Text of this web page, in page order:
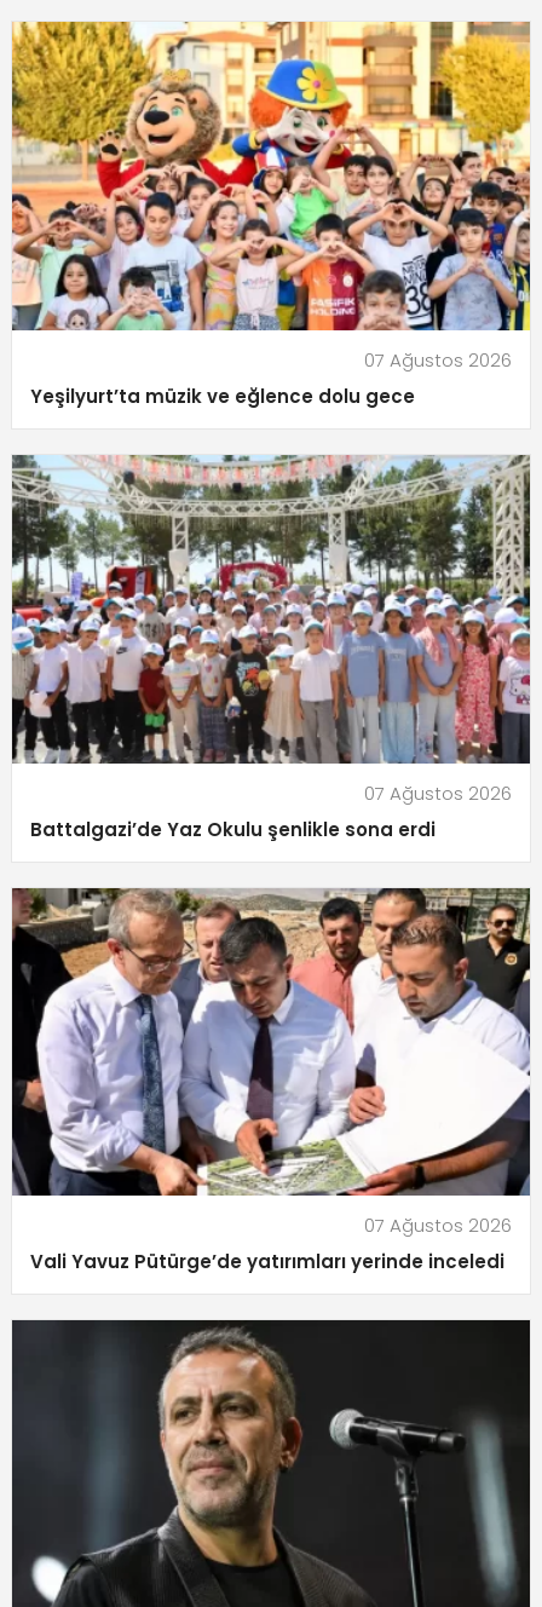
07 Ağustos 2026
Yeşilyurt’ta müzik ve eğlence dolu gece
07 Ağustos 2026
Battalgazi’de Yaz Okulu şenlikle sona erdi
07 Ağustos 2026
Vali Yavuz Pütürge’de yatırımları yerinde inceledi